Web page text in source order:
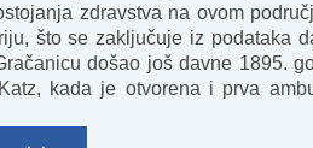
zdravstva na ovom
što se zaključuje iz podataka
došao još davne 1895.
kada je otvorena i prva